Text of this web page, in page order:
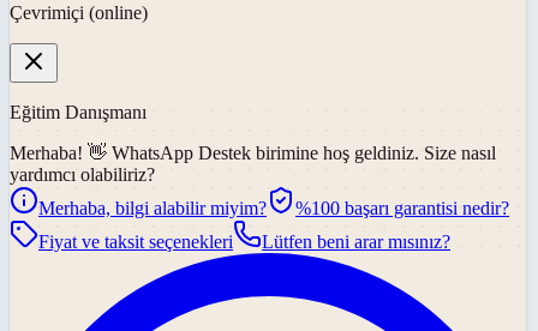
Çevrimiçi (online)
Eğitim Danışmanı
Merhaba! 👋 WhatsApp Destek birimine hoş geldiniz. Size nasıl
yardımcı olabiliriz?
Merhaba, bilgi alabilir miyim?
%100 başarı garantisi nedir?
Fiyat ve taksit seçenekleri
Lütfen beni arar mısınız?